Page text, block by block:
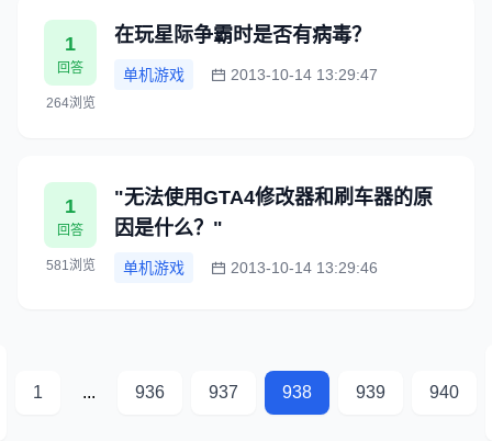
1
回答
264浏览
在玩星际争霸时是否有病毒？
单机游戏 2013-10-14 13:29:47
1
回答
581浏览
"无法使用GTA4修改器和刷车器的原
因是什么？"
单机游戏 2013-10-14 13:29:46
1 ... 936 937 938 939 940